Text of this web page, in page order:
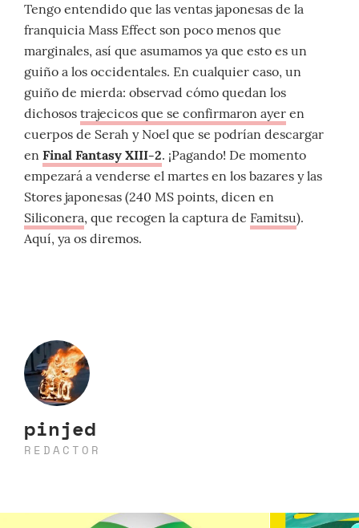
Tengo entendido que las ventas japonesas de la
franquicia Mass Effect son poco menos que
marginales, así que asumamos ya que esto es un
guiño a los occidentales. En cualquier caso, un
guiño de mierda: observad cómo quedan los
dichosos trajecicos que se confirmaron ayer en
cuerpos de Serah y Noel que se podrían descargar
en Final Fantasy XIII-2. ¡Pagando! De momento
empezará a venderse el martes en los bazares y las
Stores japonesas (240 MS points, dicen en
Siliconera, que recogen la captura de Famitsu).
Aquí, ya os diremos.
pinjed
REDACTOR